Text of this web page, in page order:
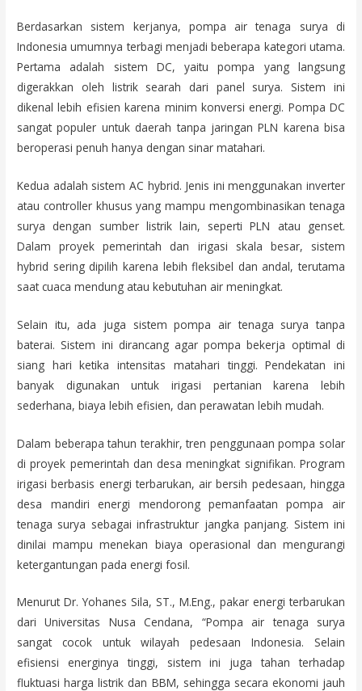
Berdasarkan sistem kerjanya, pompa air tenaga surya di
Indonesia umumnya terbagi menjadi beberapa kategori utama.
Pertama adalah sistem DC, yaitu pompa yang langsung
digerakkan oleh listrik searah dari panel surya. Sistem ini
dikenal lebih efisien karena minim konversi energi. Pompa DC
sangat populer untuk daerah tanpa jaringan PLN karena bisa
beroperasi penuh hanya dengan sinar matahari.
Kedua adalah sistem AC hybrid. Jenis ini menggunakan inverter
atau controller khusus yang mampu mengombinasikan tenaga
surya dengan sumber listrik lain, seperti PLN atau genset.
Dalam proyek pemerintah dan irigasi skala besar, sistem
hybrid sering dipilih karena lebih fleksibel dan andal, terutama
saat cuaca mendung atau kebutuhan air meningkat.
Selain itu, ada juga sistem pompa air tenaga surya tanpa
baterai. Sistem ini dirancang agar pompa bekerja optimal di
siang hari ketika intensitas matahari tinggi. Pendekatan ini
banyak digunakan untuk irigasi pertanian karena lebih
sederhana, biaya lebih efisien, dan perawatan lebih mudah.
Dalam beberapa tahun terakhir, tren penggunaan pompa solar
di proyek pemerintah dan desa meningkat signifikan. Program
irigasi berbasis energi terbarukan, air bersih pedesaan, hingga
desa mandiri energi mendorong pemanfaatan pompa air
tenaga surya sebagai infrastruktur jangka panjang. Sistem ini
dinilai mampu menekan biaya operasional dan mengurangi
ketergantungan pada energi fosil.
Menurut Dr. Yohanes Sila, ST., M.Eng., pakar energi terbarukan
dari Universitas Nusa Cendana, “Pompa air tenaga surya
sangat cocok untuk wilayah pedesaan Indonesia. Selain
efisiensi energinya tinggi, sistem ini juga tahan terhadap
fluktuasi harga listrik dan BBM, sehingga secara ekonomi jauh